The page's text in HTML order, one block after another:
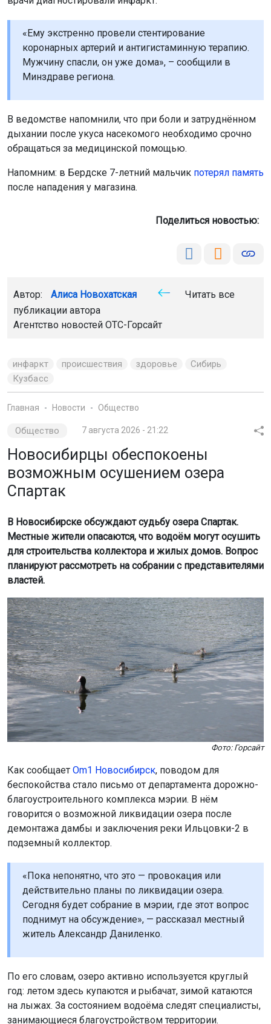
Поделиться новостью:
Автор: Алиса Новохатская
инфаркт происшествия здоровье
Главная Новости Общество
7 августа 2026 - 21:22
возможным осушением озера
В Новосибирске обсуждают судьбу озера Спартак.
Местные жители опасаются, что водоём могут осушить
властей.
Фото: Горсайт
Как сообщаетOm1 Новосибирск , поводом для
беспокойства стало письмо от департамента дорожно-
благоустроительного комплекса мэрии. В нём
говорится о возможной ликвидации озера после
демонтажа дамбы и заключения реки Ильцовки-2 в
подземный коллектор.
«Пока непонятно, что это — провокация или
действительно планы по ликвидации озера.
Сегодня будет собрание в мэрии, где этот вопрос
поднимут на обсуждение», — рассказал местный
житель Александр Даниленко.
год: летом здесь купаются и рыбачат, зимой катаются
на лыжах. За состоянием водоёма следят специалисты,
занимающиеся благоустройством территории.
Местные жители уже начали собирать подписи за
сохранение озера. После собрания они планируют
водоёма пока не приняли.
Напомним: в Новосибирской области утвердили
охранные зоны для двух памятников природы.
Автор: Алиса Новохатская Читать все